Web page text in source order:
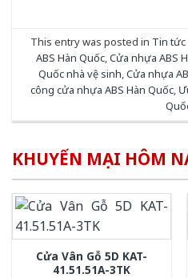
This entry was posted in Tin tức
ABS Hàn Quốc,Cửa nhựa ABS
Quốc nhà vệ sinh,Cửa nhựa
công cửa nhựa ABS Hàn Quốc,
KHUYẾN MẠI HÔM
Cửa Vân Gỗ 5D KAT-
41.51.51A-3TK